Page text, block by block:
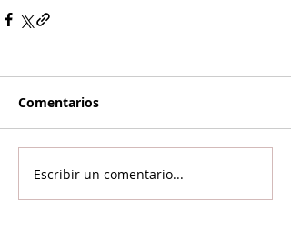
Comentarios
Escribir un comentario...